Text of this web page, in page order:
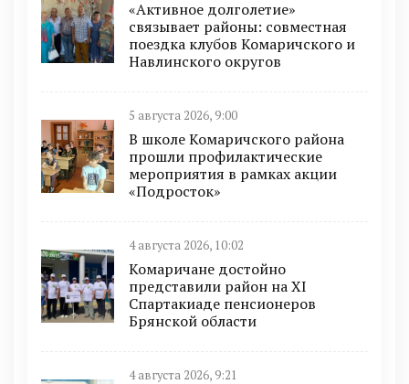
«Активное долголетие»
связывает районы: совместная
поездка клубов Комаричского и
Навлинского округов
5 августа 2026, 9:00
В школе Комаричского района
прошли профилактические
мероприятия в рамках акции
«Подросток»
4 августа 2026, 10:02
Комаричане достойно
представили район на XI
Спартакиаде пенсионеров
Брянской области
4 августа 2026, 9:21